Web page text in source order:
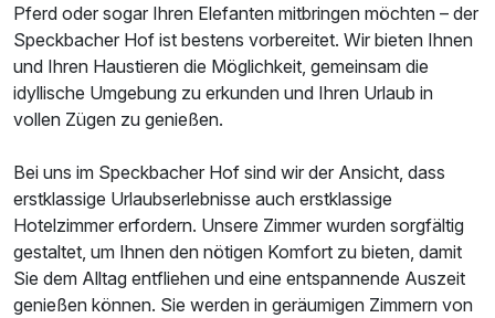
Ausstattung
Für 3 Tage p.P. ab256,00 €
Pferd oder sogar Ihren Elefanten mitbringen möchten – der
Speckbacher Hof ist bestens vorbereitet. Wir bieten Ihnen
und Ihren Haustieren die Möglichkeit, gemeinsam die
idyllische Umgebung zu erkunden und Ihren Urlaub in
vollen Zügen zu genießen.
Bei uns im Speckbacher Hof sind wir der Ansicht, dass
erstklassige Urlaubserlebnisse auch erstklassige
Hotelzimmer erfordern. Unsere Zimmer wurden sorgfältig
gestaltet, um Ihnen den nötigen Komfort zu bieten, damit
Sie dem Alltag entfliehen und eine entspannende Auszeit
genießen können. Sie werden in geräumigen Zimmern von